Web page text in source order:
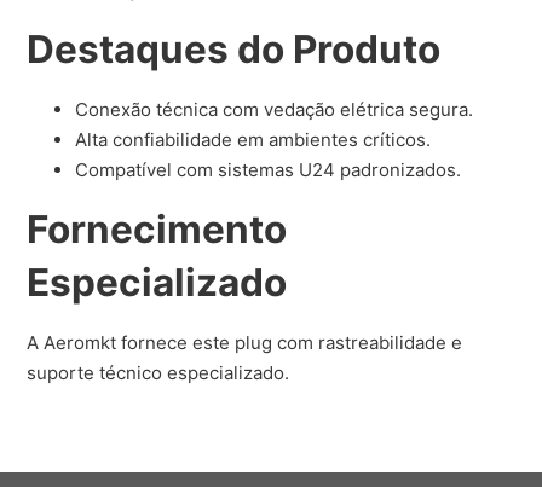
Destaques do Produto
Conexão técnica com vedação elétrica segura.
Alta confiabilidade em ambientes críticos.
Compatível com sistemas U24 padronizados.
Fornecimento
Especializado
A Aeromkt fornece este plug com rastreabilidade e
suporte técnico especializado.